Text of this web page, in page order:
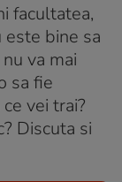
facultatea,
este bine sa
va mai
sa fie
vei trai?
Discuta si